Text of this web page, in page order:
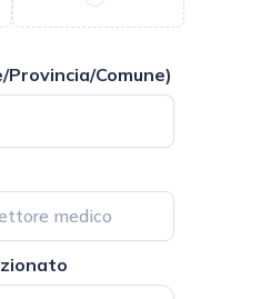
Comune)
medico